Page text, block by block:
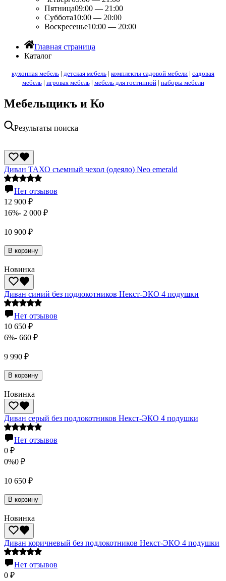
Пятница09:00 — 21:00
Суббота10:00 — 20:00
Воскресенье10:00 — 20:00
Главная страница
Каталог
кухонная мебель | детская мебель | комплекты садовой мебели | садовая
мебель| игровая мебель| мебель для гостинной| наборы мебели
Мебельщикъ и Ко
Результаты поиска
Диван ТАХО съемный чехол (одеяло) Neo emerald
Нет отзывов
12 900 ₽
16%- 2 000 ₽
10 900 ₽
В корзину
Новинка
Диван синий без подлокотников Некст-ЭКО 4 подушки
Нет отзывов
10 650 ₽
6%- 660 ₽
9 990 ₽
В корзину
Новинка
Диван серый без подлокотников Некст-ЭКО 4 подушки
Нет отзывов
0 ₽
0%0 ₽
10 650 ₽
В корзину
Новинка
Диван коричневый без подлокотников Некст-ЭКО 4 подушки
Нет отзывов
0 ₽